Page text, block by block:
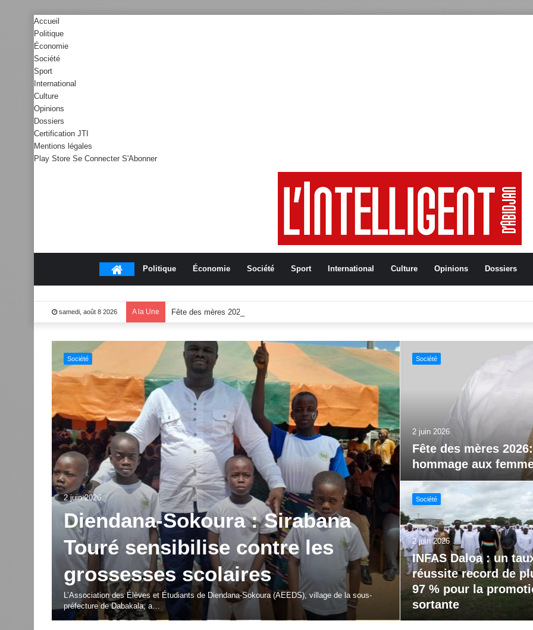
Accueil
Politique
Économie
Société
Sport
International
Culture
Opinions
Dossiers
Certification JTI
Mentions légales
Play Store Se Connecter S'Abonner
AccueilPolitique Économie Société Sport International Culture Opinions Dossiers
samedi, août 8 2026 A la Une Fête des mères 2026:Moussa Traoré Koudougou rend hommage aux femmes de Morondo
Culture
1 juin 2026
Dabakala:Le festival FEMUDA
2.0 dévoile des innovations
porteuses d’espoir pour la
jeunesse
La deuxième édition du Festival des Musiques et Danses de Dabakala (FEMUDA 2.0) a été…
Sport
29 mai 2026
Jeux paralympiques
Société
20 mai 2026
Bodokro : 30 élèves
célébrés à la
l’Excellence du
moderne